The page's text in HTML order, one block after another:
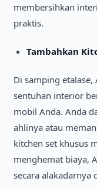
membersihkan
praktis.
Tambahkan
Di samping
sentuhan interior
mobil Anda. Anda
ahlinya atau
kitchen set khusus
menghemat biaya,
secara alakadarnya